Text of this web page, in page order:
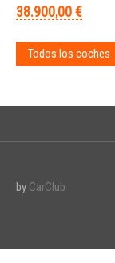
38.900,00 €
Todos los coches
by CarClub